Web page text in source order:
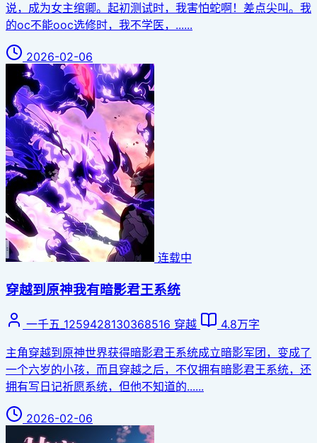
说，成为女主绾卿。起初测试时，我害怕蛇啊！差点尖叫。我
的oc不能ooc选修时，我不学医，......
2026-02-06
连载中
穿越到原神我有暗影君王系统
一千五_1259428130368516 穿越
4.8万字
主角穿越到原神世界获得暗影君王系统成立暗影军团，变成了
一个六岁的小孩，而且穿越之后，不仅拥有暗影君王系统，还
拥有写日记祈愿系统，但他不知道的......
2026-02-06